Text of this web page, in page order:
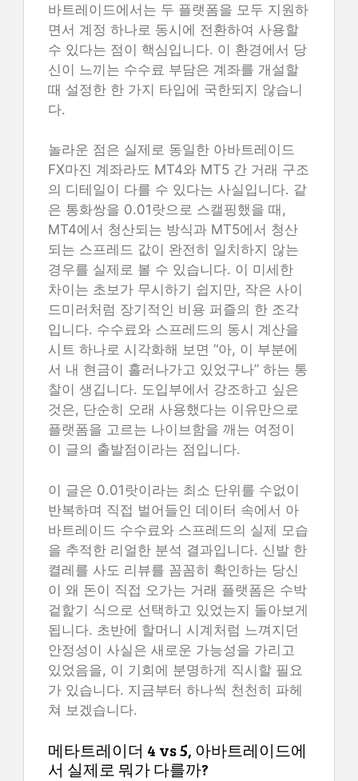
바트레이드에서는 두 플랫폼을 모두 지원하
면서 계정 하나로 동시에 전환하여 사용할
수 있다는 점이 핵심입니다. 이 환경에서 당
신이 느끼는 수수료 부담은 계좌를 개설할
때 설정한 한 가지 타입에 국한되지 않습니
다.
놀라운 점은 실제로 동일한 아바트레이드
FX마진 계좌라도 MT4와 MT5 간 거래 구조
의 디테일이 다를 수 있다는 사실입니다. 같
은 통화쌍을 0.01랏으로 스캘핑했을 때,
MT4에서 청산되는 방식과 MT5에서 청산
되는 스프레드 값이 완전히 일치하지 않는
경우를 실제로 볼 수 있습니다. 이 미세한
차이는 초보가 무시하기 쉽지만, 작은 사이
드미러처럼 장기적인 비용 퍼즐의 한 조각
입니다. 수수료와 스프레드의 동시 계산을
시트 하나로 시각화해 보면 “아, 이 부분에
서 내 현금이 흘러나가고 있었구나” 하는 통
찰이 생깁니다. 도입부에서 강조하고 싶은
것은, 단순히 오래 사용했다는 이유만으로
플랫폼을 고르는 나이브함을 깨는 여정이
이 글의 출발점이라는 점입니다.
이 글은 0.01랏이라는 최소 단위를 수없이
반복하며 직접 벌어들인 데이터 속에서 아
바트레이드 수수료와 스프레드의 실제 모습
을 추적한 리얼한 분석 결과입니다. 신발 한
켤레를 사도 리뷰를 꼼꼼히 확인하는 당신
이 왜 돈이 직접 오가는 거래 플랫폼은 수박
겉핥기 식으로 선택하고 있었는지 돌아보게
됩니다. 초반에 할머니 시계처럼 느껴지던
안정성이 사실은 새로운 가능성을 가리고
있었음을, 이 기회에 분명하게 직시할 필요
가 있습니다. 지금부터 하나씩 천천히 파헤
쳐 보겠습니다.
메타트레이더 4 vs 5, 아바트레이드에
서 실제로 뭐가 다를까?